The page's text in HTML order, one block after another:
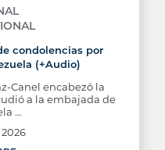
condolencias por
(+Audio)
Canel encabezó la
a la embajada de
…